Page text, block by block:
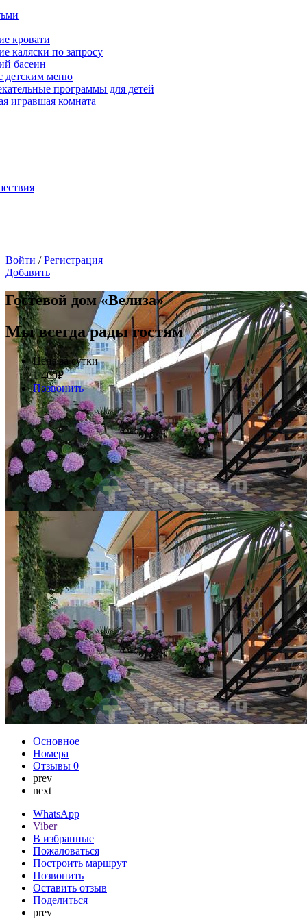
кровати
каляски по запросу
басеин
детским меню
программы для детей
игравшая комната
Войти / Регистрация
Добавить
Гостевой дом «Велиза»
Мы всегда рады гостям
Цена за сутки
1 400₽
Позвонить
Основное
Номера
Отзывы 0
prev
next
WhatsApp
Viber
В избранные
Пожаловаться
Построить маршрут
Позвонить
Оставить отзыв
Поделиться
prev